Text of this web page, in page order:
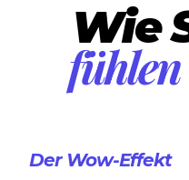
Wie
Der Wow-Effekt